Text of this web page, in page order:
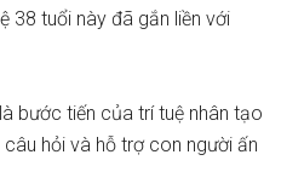
38 tuổi này đã gắn liền với
bước tiến của trí tuệ nhân tạo
hỏi và hỗ trợ con người ấn